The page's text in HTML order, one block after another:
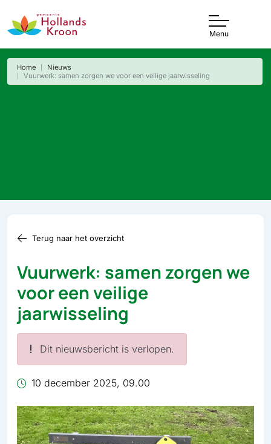
Menu
Home
Nieuws
Vuurwerk: samen zorgen we voor een veilige jaarwisseling
Terug naar het overzicht
Vuurwerk: samen zorgen we
voor een veilige
jaarwisseling
Dit nieuwsbericht is verlopen.
10 december 2025, 09.00